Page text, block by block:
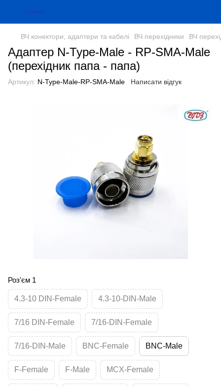
ВЧ конектори, адаптери та кабелі ВЧ перехідники ВЧ
Адаптер N-Type-Male - RP-SMA-Male
(перехідник папа - папа)
Артикул: N-Type-Male-RP-SMA-Male Написати відгук
Роз'єм 1
4.3-10 DIN-Female 4.3-10-DIN-Male
7/16 DIN-Female 7/16-DIN-Female
7/16-DIN-Male BNC-Female BNC-Male
F-Female F-Male MCX-Female